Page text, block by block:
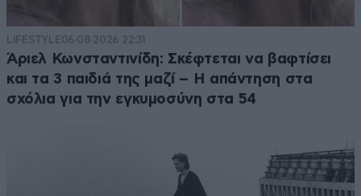
LIFESTYLE06·08·2026 22:31
Άριελ Κωνσταντινίδη: Σκέφτεται να βαφτίσει
και τα 3 παιδιά της μαζί – Η απάντηση στα
σχόλια για την εγκυμοσύνη στα 54